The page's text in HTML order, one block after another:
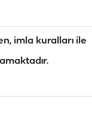
imla kuralları ile